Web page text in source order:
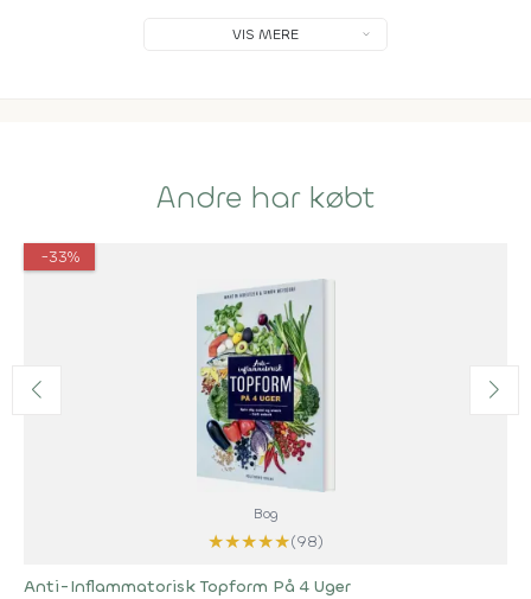
VIS MERE
Andre har købt
-33%
Bog
★★★★★(98)
Anti-Inflammatorisk Topform På 4 Uger